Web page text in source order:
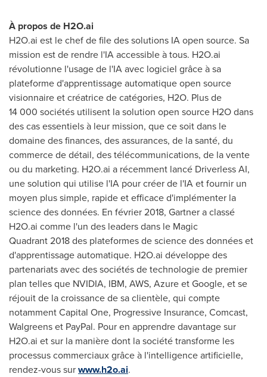
À propos de H2O.ai
H2O.ai est le chef de file des solutions IA open source. Sa
mission est de rendre l'IA accessible à tous. H2O.ai
révolutionne l'usage de l'IA avec logiciel grâce à sa
plateforme d'apprentissage automatique open source
visionnaire et créatrice de catégories, H2O. Plus de
14 000 sociétés utilisent la solution open source H2O dans
des cas essentiels à leur mission, que ce soit dans le
domaine des finances, des assurances, de la santé, du
commerce de détail, des télécommunications, de la vente
ou du marketing. H2O.ai a récemment lancé Driverless AI,
une solution qui utilise l'IA pour créer de l'IA et fournir un
moyen plus simple, rapide et efficace d'implémenter la
science des données. En février 2018, Gartner a classé
H2O.ai comme l'un des leaders dans le Magic
Quadrant 2018 des plateformes de science des données et
d'apprentissage automatique. H2O.ai développe des
partenariats avec des sociétés de technologie de premier
plan telles que NVIDIA, IBM, AWS, Azure et Google, et se
réjouit de la croissance de sa clientèle, qui compte
notamment Capital One, Progressive Insurance, Comcast,
Walgreens et PayPal. Pour en apprendre davantage sur
H2O.ai et sur la manière dont la société transforme les
processus commerciaux grâce à l'intelligence artificielle,
rendez-vous surwww.h2o.ai.